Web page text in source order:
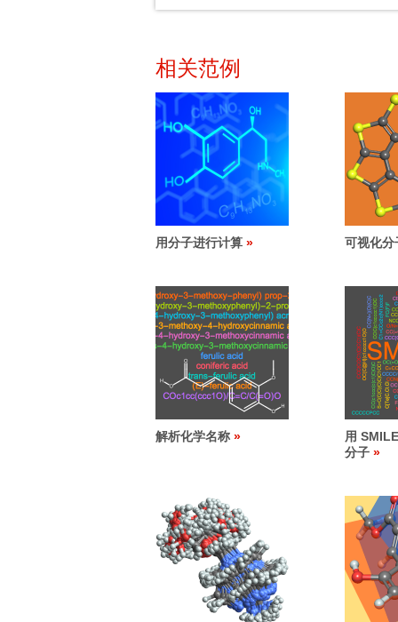
相关范例
用分子进行计算 可视化分
解析化学名称
用
分子